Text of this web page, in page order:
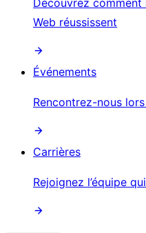
Web réussissent
Événements
Rencontrez-nous lors
Carrières
Rejoignez l’équipe